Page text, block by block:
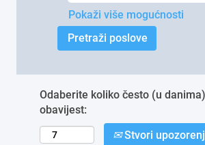
Pokaži više mogućnosti
Odaberite koliko često (u
obavijest:
Stvori